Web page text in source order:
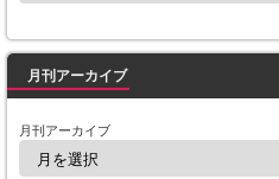
月刊アーカイブ
月刊アーカイブ